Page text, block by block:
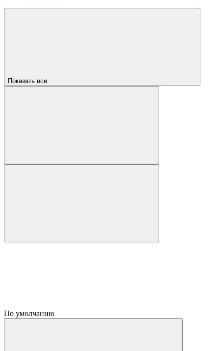
Показать все
По умолчанию